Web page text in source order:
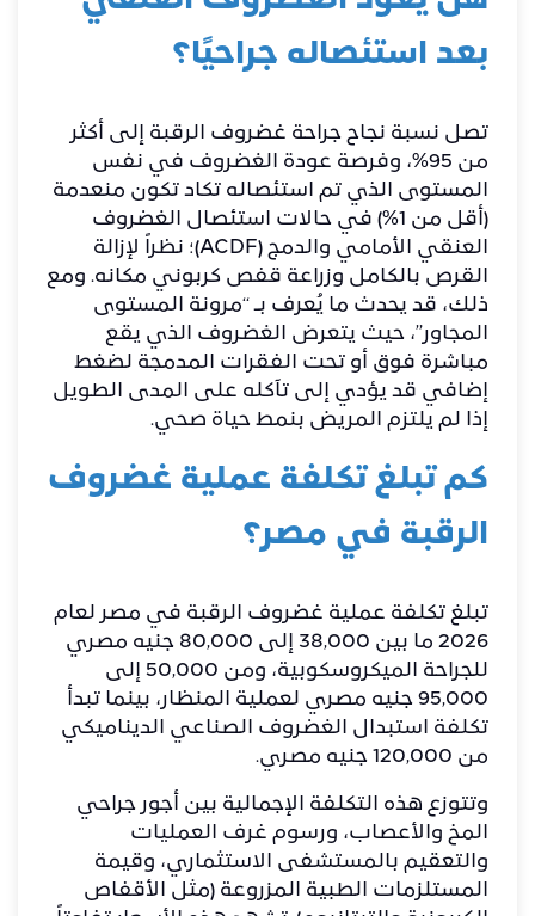
بعد استئصاله جراحيًا؟
​تصل نسبة نجاح جراحة غضروف الرقبة إلى أكثر
من 95%، وفرصة عودة الغضروف في نفس
المستوى الذي تم استئصاله تكاد تكون منعدمة
(أقل من 1%) في حالات استئصال الغضروف
العنقي الأمامي والدمج (ACDF)؛ نظراً لإزالة
القرص بالكامل وزراعة قفص كربوني مكانه. ومع
ذلك، قد يحدث ما يُعرف بـ “مرونة المستوى
المجاور”، حيث يتعرض الغضروف الذي يقع
مباشرة فوق أو تحت الفقرات المدمجة لضغط
إضافي قد يؤدي إلى تآكله على المدى الطويل
إذا لم يلتزم المريض بنمط حياة صحي.
​كم تبلغ تكلفة عملية غضروف
الرقبة في مصر؟
​تبلغ تكلفة عملية غضروف الرقبة في مصر لعام
2026 ما بين 38,000 إلى 80,000 جنيه مصري
للجراحة الميكروسكوبية، ومن 50,000 إلى
95,000 جنيه مصري لعملية المنظار، بينما تبدأ
تكلفة استبدال الغضروف الصناعي الديناميكي
من 120,000 جنيه مصري.
​وتتوزع هذه التكلفة الإجمالية بين أجور جراحي
المخ والأعصاب، ورسوم غرف العمليات
والتعقيم بالمستشفى الاستثماري، وقيمة
المستلزمات الطبية المزروعة (مثل الأقفاص